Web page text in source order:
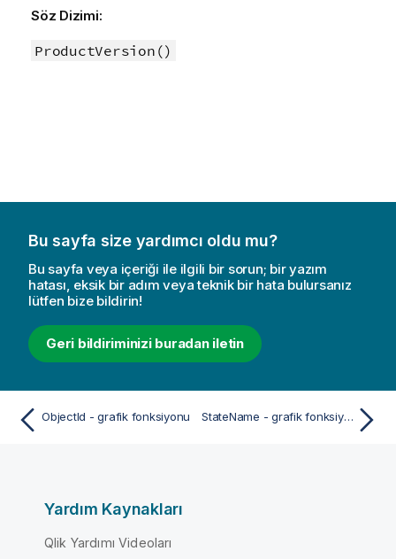
Söz Dizimi:
ProductVersion()
Bu sayfa size yardımcı oldu mu?
Bu sayfa veya içeriği ile ilgili bir sorun; bir yazım
hatası, eksik bir adım veya teknik bir hata bulursanız
lütfen bize bildirin!
Geri bildiriminizi buradan iletin
ObjectId - grafik fonksiyonu StateName - grafik fonksiyonu
Yardım Kaynakları
Qlik Yardımı Videoları